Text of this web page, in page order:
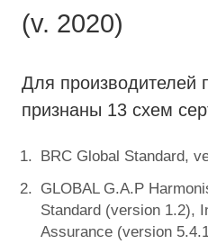
(v. 2020)
Для производителей
признаны 13 схем
BRC Global Standard,
GLOBAL G.A.P
Standard (version 1.2),
Assurance (version